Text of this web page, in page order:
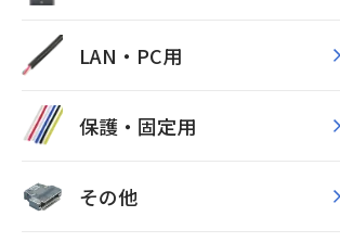
LAN・PC用
保護・固定用
その他